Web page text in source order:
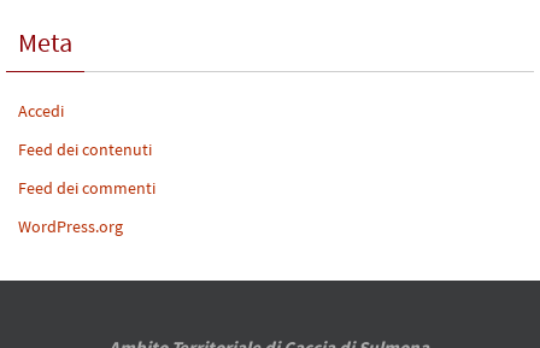
Meta
Accedi
Feed dei contenuti
Feed dei commenti
WordPress.org